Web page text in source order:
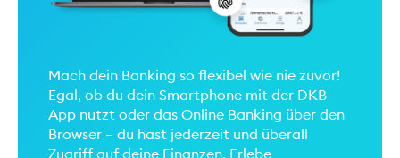
Mach dein Banking so flexibel wie nie zuvor!
Egal, ob du dein Smartphone mit der DKB-
App nutzt oder das Online Banking über den
Browser – du hast jederzeit und überall
Zugriff auf deine Finanzen. Erlebe